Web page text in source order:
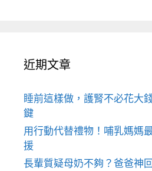
近期文章
睡前這樣做，護腎不必花大
鍵
用行動代替禮物！哺乳媽媽
援
長輩質疑母奶不夠？爸爸神